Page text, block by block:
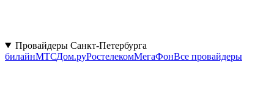
Провайдеры Санкт-Петербурга
билайнМТСДом.руРостелекомМегаФонВсе провайдеры